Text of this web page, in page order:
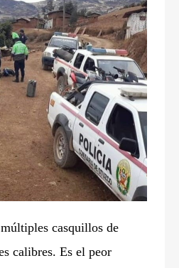
casquillos de
calibres. Es el peor